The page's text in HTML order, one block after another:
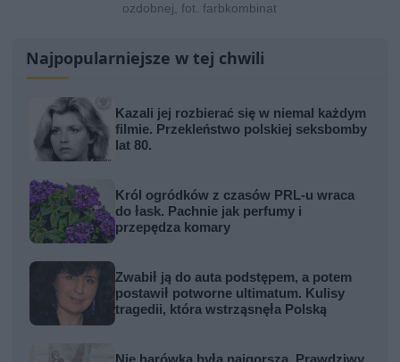
ozdobnej, fot. farbkombinat
Najpopularniejsze w tej chwili
Kazali jej rozbierać się w niemal każdym
filmie. Przekleństwo polskiej seksbomby
lat 80.
Król ogródków z czasów PRL-u wraca
do łask. Pachnie jak perfumy i
przepędza komary
Zwabił ją do auta podstępem, a potem
postawił potworne ultimatum. Kulisy
tragedii, która wstrząsnęła Polską